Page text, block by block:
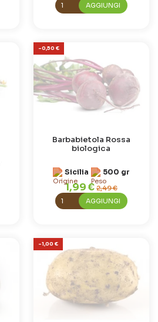
AGGIUNGI
-0,50 €
Barbabietola Rossa
biologica
Sicilia 500 gr
1,99 €2,49 €
AGGIUNGI
-1,00 €